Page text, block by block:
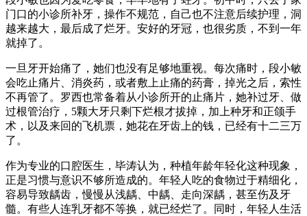
门口的小诊所补牙，操作不规范，自己也不注意后续护理，洞
越来越大，最后成了烂牙。安好的牙冠，也很劣质，不到一年
就掉了。
一旦牙开始痛了，她们也没有足够地重视。每次痛时，段小敏
会吃止痛片、消炎药，或者敷上止痛的药膏，掉光之后，索性
不再管了。罗西也常备着从小诊所开的止痛片，她补过牙、做
过根管治疗，5颗大牙只剩下烂根才拔掉，加上种牙和正颌手
术，以及来回的飞机票，她花在牙齿上的钱，已经有十二三万
了。
作为专业的口腔医生，毕涛认为，种植年龄年轻化这种现象，
正是习惯与意识不够所造成的。年轻人吃的食物过于精细化，
容易导致龋齿，慢慢从浅龋、中龋、走向深龋，甚至伤及牙
髓。有些人连乳牙都不等换，就已经烂了。同时，年轻人生活